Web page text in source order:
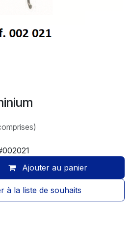
Ajouter au panier
à la liste de souhaits